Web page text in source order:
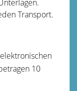
Transport.
10